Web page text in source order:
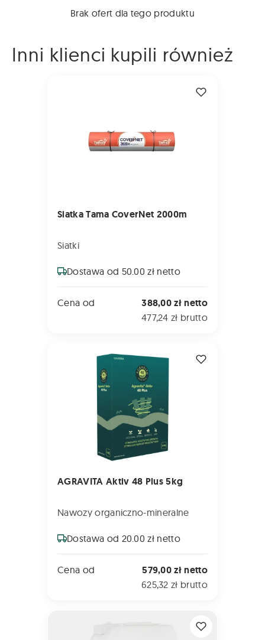
Brak ofert dla tego produktu
Inni klienci kupili również
Siatka Tama CoverNet 2000m
Siatki
Dostawa od 50.00 zł netto
Cena od 388,00 zł netto
477,24 zł brutto
AGRAVITA Aktiv 48 Plus 5kg
Nawozy organiczno-mineralne
Dostawa od 20.00 zł netto
Cena od 579,00 zł netto
625,32 zł brutto